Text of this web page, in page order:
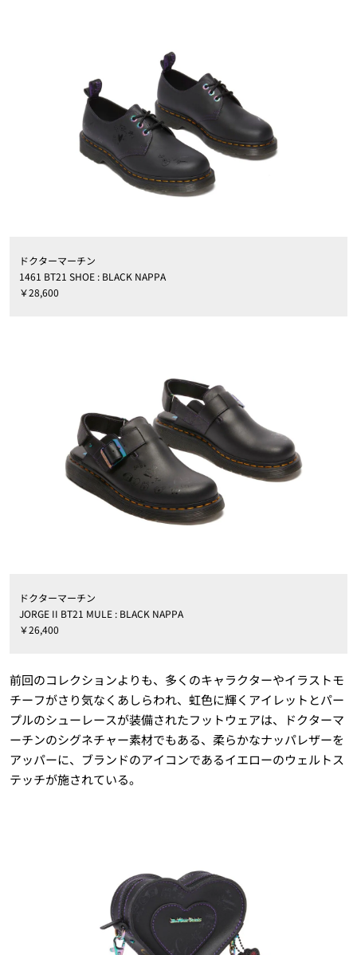
ドクターマーチン
1461 BT21 SHOE : BLACK NAPPA
￥28,600
ドクターマーチン
JORGE II BT21 MULE : BLACK NAPPA
￥26,400
前回のコレクションよりも、多くのキャラクターやイラストモ
チーフがさり気なくあしらわれ、虹色に輝くアイレットとパー
プルのシューレースが装備されたフットウェアは、ドクターマ
ーチンのシグネチャー素材でもある、柔らかなナッパレザーを
アッパーに、ブランドのアイコンであるイエローのウェルトス
テッチが施されている。